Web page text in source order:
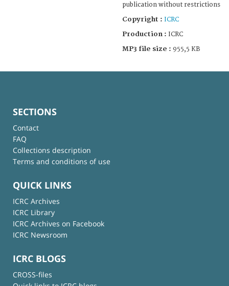
publication without restrictions
Copyright : ICRC
Production : ICRC
MP3 file size : 955,5 KB
SECTIONS
Contact
FAQ
Collections description
Terms and conditions of use
QUICK LINKS
ICRC Archives
ICRC Library
ICRC Archives on Facebook
ICRC Newsroom
ICRC BLOGS
CROSS-files